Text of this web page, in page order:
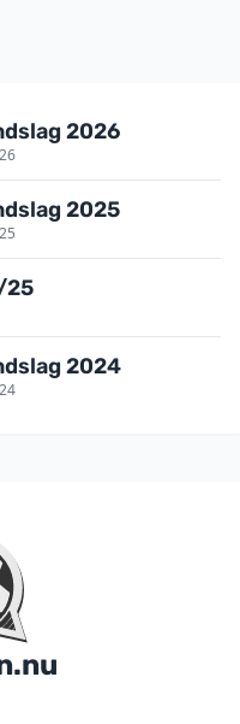
2026
2025
25
2024